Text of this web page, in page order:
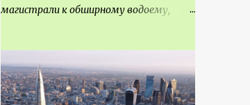
магистрали к обширному водоему,
месте не только потенциал для
создания проекта кафе, но и